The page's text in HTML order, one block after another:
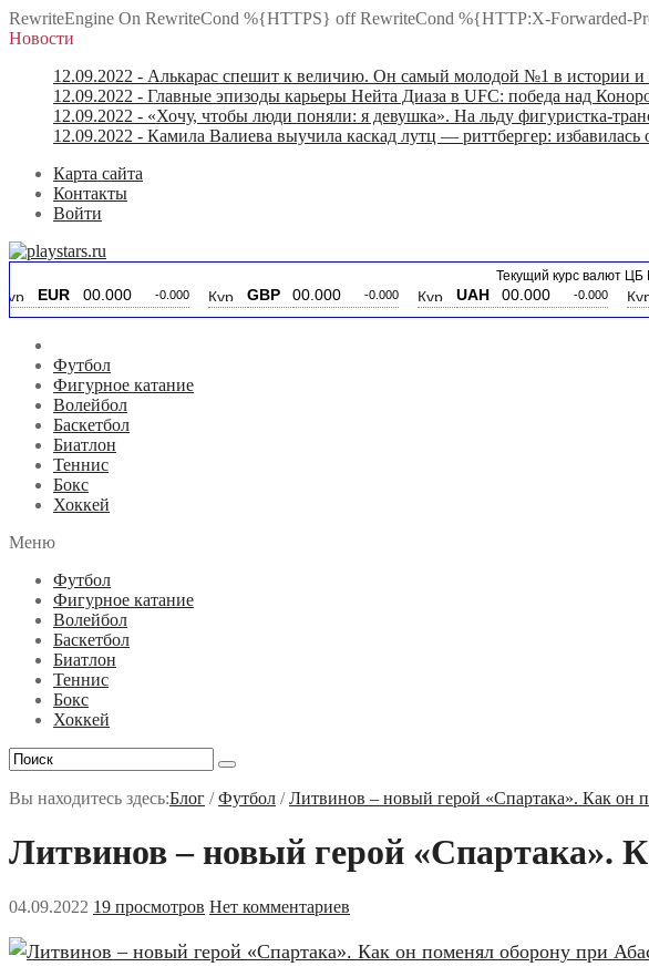
RewriteEngine On RewriteCond %{HTTPS} off RewriteCond %{HTTP:X-
Новости
12.09.2022 - Алькарас спешит к величию. Он самый молодой №1 в истории
12.09.2022 - Главные эпизоды карьеры Нейта Диаза в UFC: победа над
12.09.2022 - «Хочу, чтобы люди поняли: я девушка». На льду фигуристка-
12.09.2022 - Камила Валиева выучила каскад лутц — риттбергер:
Карта сайта
Контакты
Войти
Текущий курс валют ЦБ
00.000 -0.000 GBP 00.000 -0.000 UAH 00.000 -0.000
Футбол
Фигурное катание
Волейбол
Баскетбол
Биатлон
Теннис
Бокс
Хоккей
Меню
Футбол
Фигурное катание
Волейбол
Баскетбол
Биатлон
Теннис
Бокс
Хоккей
Вы находитесь здесь:Блог /Футбол /Литвинов – новый герой «Спартака». Как он
Литвинов – новый герой «Спартака».
04.09.2022 19 просмотров Нет комментариев